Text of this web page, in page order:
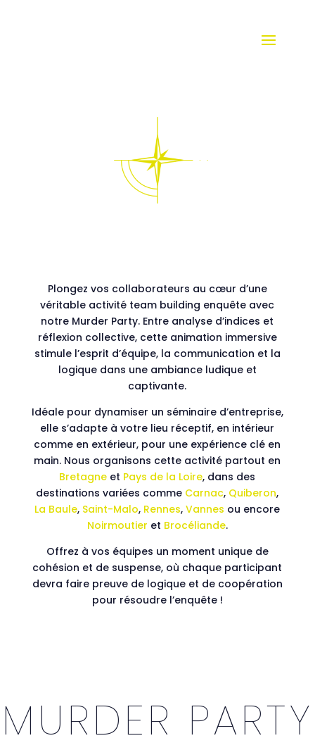
Plongez vos collaborateurs au cœur d’une
véritable activité team building enquête avec
notre Murder Party. Entre analyse d’indices et
réflexion collective, cette animation immersive
stimule l’esprit d’équipe, la communication et la
logique dans une ambiance ludique et
captivante.
Idéale pour dynamiser un séminaire d’entreprise,
elle s’adapte à votre lieu réceptif, en intérieur
comme en extérieur, pour une expérience clé en
main. Nous organisons cette activité partout en
Bretagne et Pays de la Loire, dans des
destinations variées comme Carnac, Quiberon,
La Baule, Saint-Malo, Rennes,Vannes ou encore
Noirmoutier et Brocéliande.
Offrez à vos équipes un moment unique de
cohésion et de suspense, où chaque participant
devra faire preuve de logique et de coopération
pour résoudre l’enquête !
MURDER PARTY